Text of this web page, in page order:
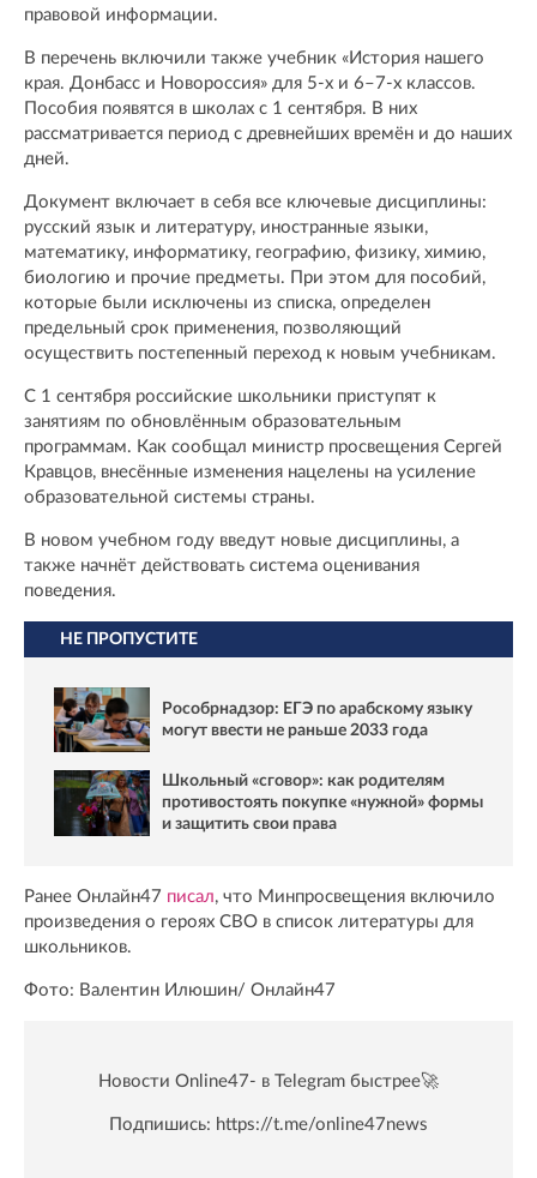
правовой информации.
В перечень включили также учебник «История нашего
края. Донбасс и Новороссия» для 5-х и 6–7-х классов.
Пособия появятся в школах с 1 сентября. В них
рассматривается период с древнейших времён и до наших
дней.
Документ включает в себя все ключевые дисциплины:
русский язык и литературу, иностранные языки,
математику, информатику, географию, физику, химию,
биологию и прочие предметы. При этом для пособий,
которые были исключены из списка, определен
предельный срок применения, позволяющий
осуществить постепенный переход к новым учебникам.
С 1 сентября российские школьники приступят к
занятиям по обновлённым образовательным
программам. Как сообщал министр просвещения Сергей
Кравцов, внесённые изменения нацелены на усиление
образовательной системы страны.
В новом учебном году введут новые дисциплины, а
также начнёт действовать система оценивания
поведения.
НЕ ПРОПУСТИТЕ
Рособрнадзор: ЕГЭ по арабскому языку
могут ввести не раньше 2033 года
Школьный «сговор»: как родителям
противостоять покупке «нужной» формы
и защитить свои права
Ранее Онлайн47 писал, что Минпросвещения включило
произведения о героях СВО в список литературы для
школьников.
Фото: Валентин Илюшин/ Oнлайн47
Новости Online47- в Telegram быстрее🚀
Подпишись: https://t.me/online47news